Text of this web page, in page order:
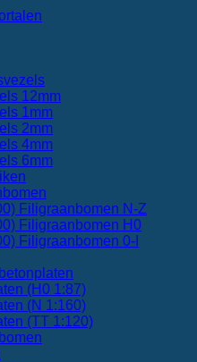
12mm
1mm
2mm
4mm
6mm
Filigraanbomen N-Z
Filigraanbomen H0
Filigraanbomen 0-I
(H0 1:87)
(N 1:160)
(TT 1:120)